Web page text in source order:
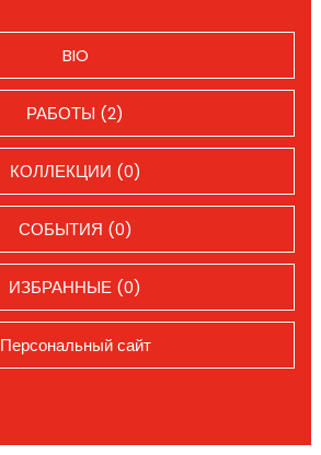
BIO
РАБОТЫ (2)
КОЛЛЕКЦИИ (0)
СОБЫТИЯ (0)
ИЗБРАННЫЕ (0)
Персональный сайт